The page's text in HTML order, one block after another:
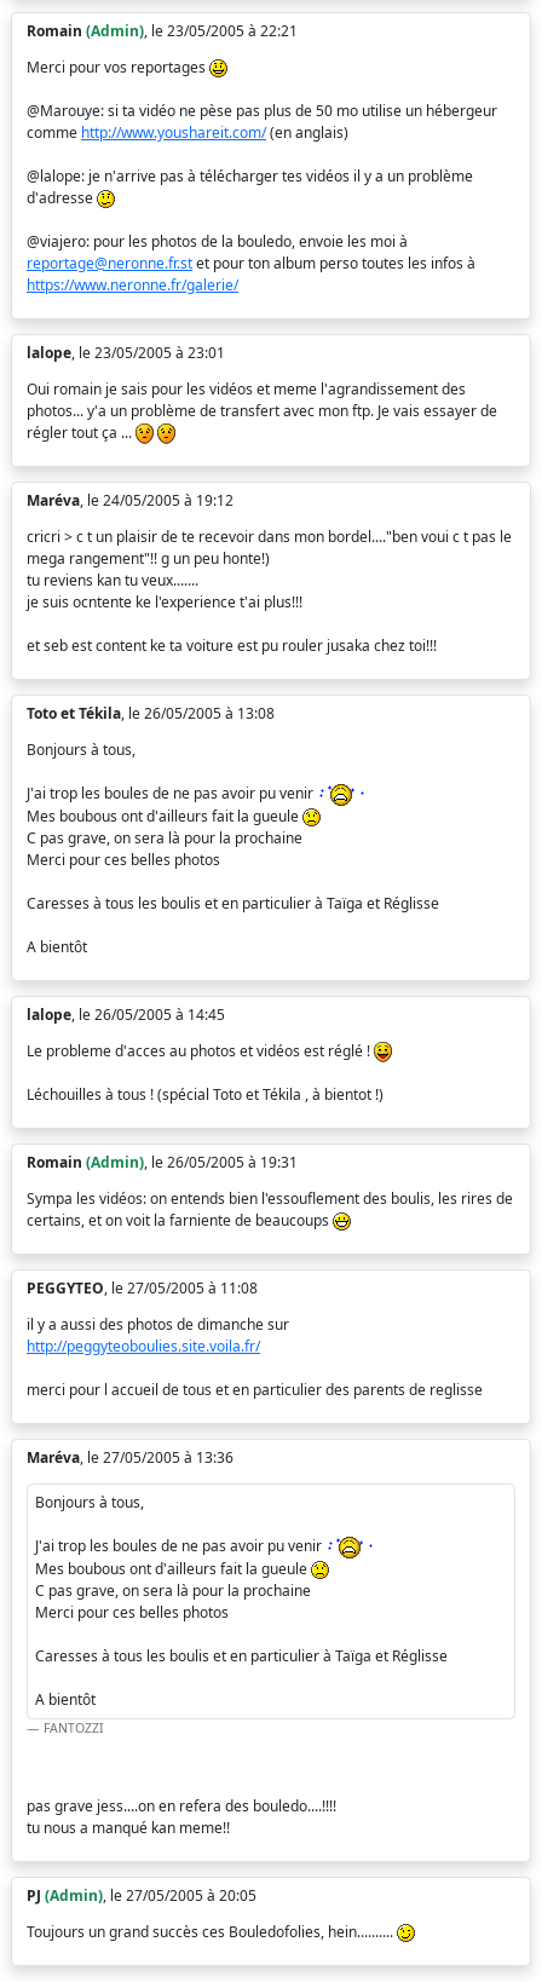
Romain (Admin), le 23/05/2005 à 22:21
Merci pour vos reportages
@Marouye: si ta vidéo ne pèse pas plus de 50 mo utilise un hébergeur
comme http://www.youshareit.com/(en anglais)
@lalope: je n'arrive pas à télécharger tes vidéos il y a un problème
d'adresse
@viajero: pour les photos de la bouledo, envoie les moi à
reportage@neronne.fr.stet pour ton album perso toutes les infos à
https://www.neronne.fr/galerie/
lalope, le 23/05/2005 à 23:01
Oui romain je sais pour les vidéos et meme l'agrandissement des
photos... y'a un problème de transfert avec mon ftp. Je vais essayer de
régler tout ça ...
Maréva, le 24/05/2005 à 19:12
cricri > c t un plaisir de te recevoir dans mon bordel...."ben voui c t pas le
mega rangement"!! g un peu honte!)
tu reviens kan tu veux.......
je suis ocntente ke l'experience t'ai plus!!!
et seb est content ke ta voiture est pu rouler jusaka chez toi!!!
Toto et Tékila, le 26/05/2005 à 13:08
Bonjours à tous,
J'ai trop les boules de ne pas avoir pu venir
Mes boubous ont d'ailleurs fait la gueule
C pas grave, on sera là pour la prochaine
Merci pour ces belles photos
Caresses à tous les boulis et en particulier à Taïga et Réglisse
A bientôt
lalope, le 26/05/2005 à 14:45
Le probleme d'acces au photos et vidéos est réglé !
Léchouilles à tous ! (spécial Toto et Tékila , à bientot !)
Romain (Admin), le 26/05/2005 à 19:31
Sympa les vidéos: on entends bien l'essouflement des boulis, les rires de
certains, et on voit la farniente de beaucoups
PEGGYTEO, le 27/05/2005 à 11:08
il y a aussi des photos de dimanche sur
http://peggyteoboulies.site.voila.fr/
merci pour l accueil de tous et en particulier des parents de reglisse
Maréva, le 27/05/2005 à 13:36
Bonjours à tous,
J'ai trop les boules de ne pas avoir pu venir
Mes boubous ont d'ailleurs fait la gueule
C pas grave, on sera là pour la prochaine
Merci pour ces belles photos
Caresses à tous les boulis et en particulier à Taïga et Réglisse
A bientôt
FANTOZZI
pas grave jess....on en refera des bouledo....!!!!
tu nous a manqué kan meme!!
PJ (Admin), le 27/05/2005 à 20:05
Toujours un grand succès ces Bouledofolies, hein..........